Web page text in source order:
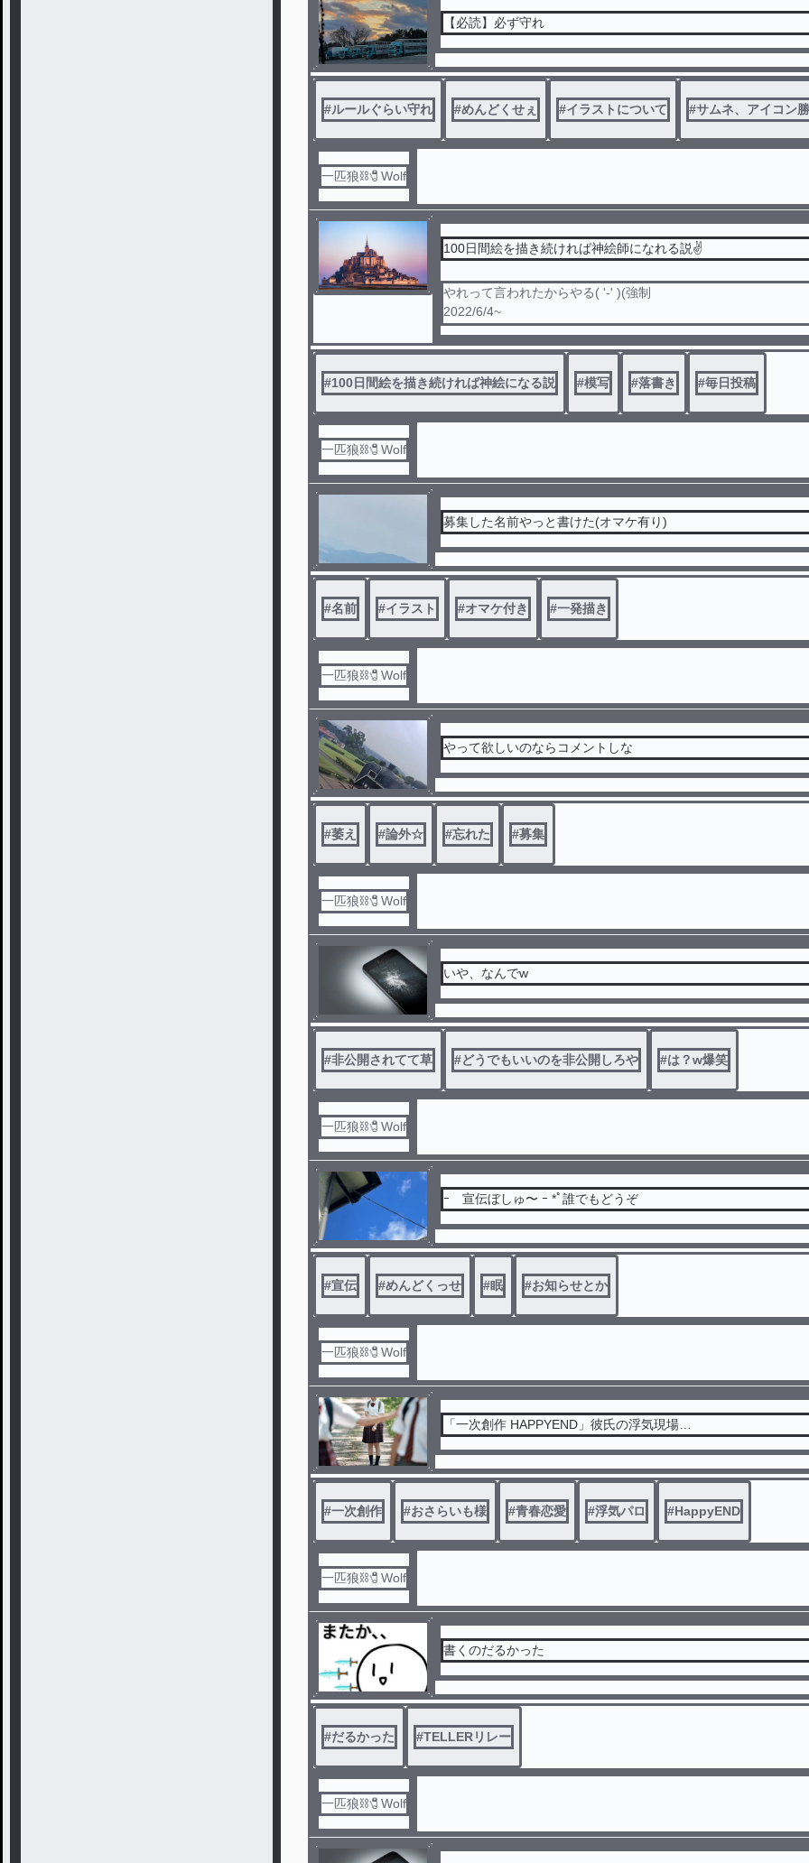
【必読】必ず守れ
#ルールぐらい守れ #めんどくせぇ #イラストについて #サムネ、アイコン
一匹狼⛓️🧷Wolf
100日間絵を描き続ければ神絵師になれる説✌️
やれって言われたからやる( '-' )(強制
2022/6/4~
主にリクされたアニメ等の模写と、普段の落描きをこれから
いく連載
アドバイスなどリクなどを気楽にしてくれたらとても嬉しいです
それぞれ画像は全て自分や友達が撮ったものです(連載のサムネ
許可なく勝手にサムネやアイコンに使うな
投稿出来ない日あります
#100日間絵を描き続ければ神絵になる説 #模写 #落書き #毎日投稿
一匹狼⛓️🧷Wolf
募集した名前やっと書けた(オマケ有り)
#名前 #イラスト #オマケ付き #一発描き
一匹狼⛓️🧷Wolf
やって欲しいのならコメントしな
#萎え #論外☆ #忘れた #募集
一匹狼⛓️🧷Wolf
いや、なんでw
#非公開されてて草 #どうでもいいのを非公開しろや #は？w爆笑
一匹狼⛓️🧷Wolf
ｰ 宣伝ぼしゅ〜 ｰ *ﾟ誰でもどうぞ
#宣伝 #めんどくっせ #眠 #お知らせとか
一匹狼⛓️🧷Wolf
「一次創作 HAPPYEND」彼氏の浮気現場…
#一次創作 #おさらいも様 #青春恋愛 #浮気パロ #HappyEND
一匹狼⛓️🧷Wolf
書くのだるかった
#だるかった #TELLERリレー
一匹狼⛓️🧷Wolf